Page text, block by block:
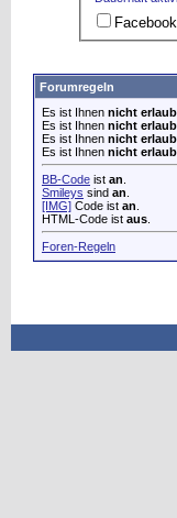
Facebook
Forumregeln
Es ist Ihnen nicht
Es ist Ihnen nicht
Es ist Ihnen nicht
Es ist Ihnen nicht
BB-Code ist an
Smileys sind an
[IMG] Code ist an
HTML-Code ist aus
Foren-Regeln